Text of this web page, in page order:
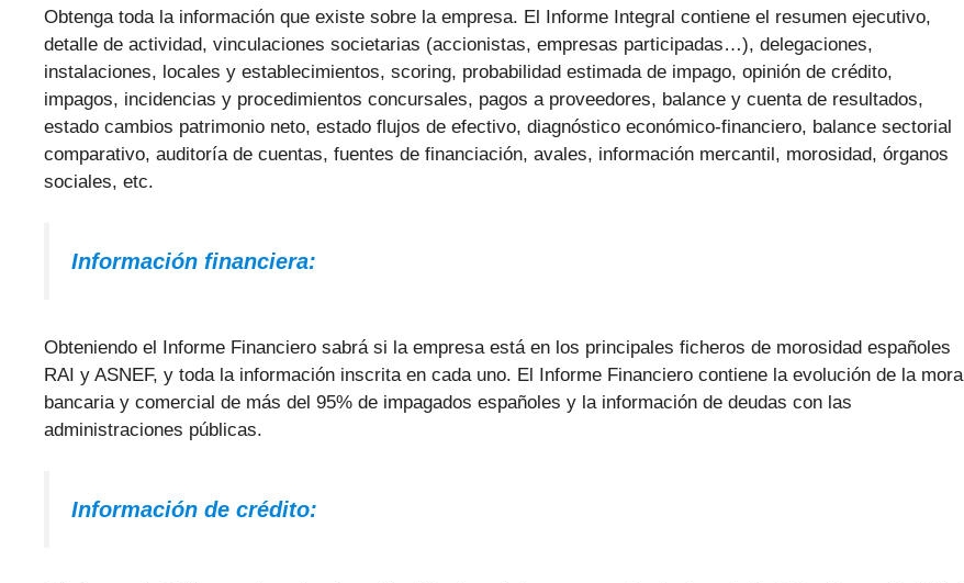
Obtenga toda la información que existe sobre la empresa. El Informe Integral contiene el resumen ejecutivo,
detalle de actividad, vinculaciones societarias (accionistas, empresas participadas…), delegaciones,
instalaciones, locales y establecimientos, scoring, probabilidad estimada de impago, opinión de crédito,
impagos, incidencias y procedimientos concursales, pagos a proveedores, balance y cuenta de resultados,
estado cambios patrimonio neto, estado flujos de efectivo, diagnóstico económico-financiero, balance sectorial
comparativo, auditoría de cuentas, fuentes de financiación, avales, información mercantil, morosidad, órganos
sociales, etc.
Información financiera:
Obteniendo el Informe Financiero sabrá si la empresa está en los principales ficheros de morosidad españoles
RAI y ASNEF, y toda la información inscrita en cada uno. El Informe Financiero contiene la evolución de la mora
bancaria y comercial de más del 95% de impagados españoles y la información de deudas con las
administraciones públicas.
Información de crédito: